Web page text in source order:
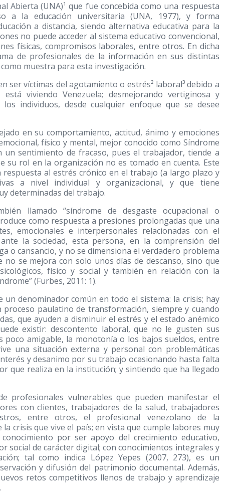
Abierta (UNA)¹ que fue concebida como una respuesta
a la educación universitaria (UNA, 1977), y forma
a distancia, siendo alternativa educativa para la
no puede acceder al sistema educativo convencional,
físicas, compromisos laborales, entre otros. En dicha
de profesionales de la información en sus distintas
muestra para esta investigación.
ser víctimas del agotamiento o estrés² laboral³ debido a
viviendo Venezuela; desmejorando vertiginosa y
individuos, desde cualquier enfoque que se desee
en su comportamiento, actitud, ánimo y emociones
físico y mental, mejor conocido como Síndrome
un sentimiento de fracaso, pues el trabajador, tiende a
su rol en la organización no es tomado en cuenta. Este
al estrés crónico en el trabajo (a largo plazo y
a nivel individual y organizacional, y que tiene
determinadas del trabajo.
llamado “síndrome de desgaste ocupacional o
como respuesta a presiones prolongadas que una
emocionales e interpersonales relacionadas con el
la sociedad, esta persona, en la comprensión del
o cansancio, y no se dimensiona el verdadero problema
no se mejora con solo unos días de descanso, sino que
físico y social y también en relación con la
(Furbes, 2011: 1).
denominador común en todo el sistema: la crisis; hay
paulatino de transformación, siempre y cuando
que ayuden a disminuir el estrés y el estado anémico
existir: descontento laboral, que no le gusten sus
poco amigable, la monotonía o los bajos sueldos, entre
una situación externa y personal con problemáticas
y desanimo por su trabajo ocasionando hasta falta
que realiza en la institución; y sintiendo que ha llegado
profesionales vulnerables que pueden manifestar el
con clientes, trabajadores de la salud, trabajadores
entre otros, el profesional venezolano de la
crisis que vive el país; en vista que cumple labores muy
por ser apoyo del crecimiento educativo,
social de carácter digital; con conocimientos integrales y
tal como indica López Yepes (2007, 273), es un
y difusión del patrimonio documental. Además,
retos competitivos llenos de trabajo y aprendizaje